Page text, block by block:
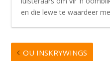
en die lewe te waardeer
OU INSKRYWINGS